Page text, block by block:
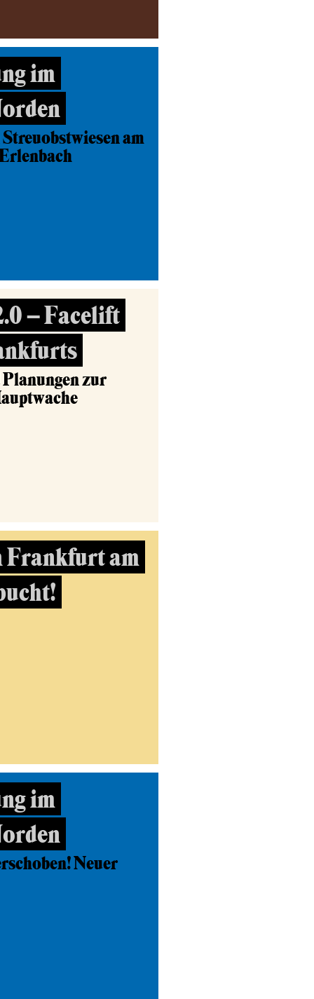
im
am
– Facelift
zur
Frankfurt am
im
Neuer